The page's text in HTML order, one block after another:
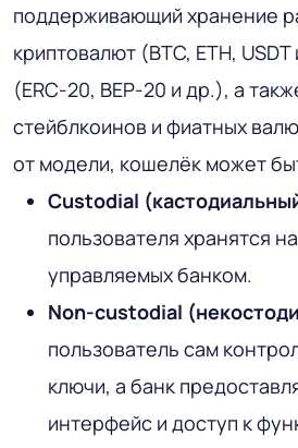
поддерживающий хранение
криптовалют (BTC, ETH,
(ERC-20, BEP-20 и др.), а
стейблкоинов и фиатных
от модели, кошелёк может
Custodial
пользователя хранятся
управляемых банком.
Non-custodial
пользователь сам
ключи, а банк
интерфейс и доступ к